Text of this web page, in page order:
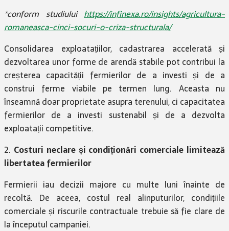
*conform studiului https://infinexa.ro/insights/agricultura-
romaneasca-cinci-socuri-o-criza-structurala/
Consolidarea exploatațiilor, cadastrarea accelerată și
dezvoltarea unor forme de arendă stabile pot contribui la
creșterea capacității fermierilor de a investi și de a
construi ferme viabile pe termen lung. Aceasta nu
înseamnă doar proprietate asupra terenului, ci capacitatea
fermierilor de a investi sustenabil și de a dezvolta
exploatații competitive.
2. Costuri neclare și condiționări comerciale limitează
libertatea fermierilor
Fermierii iau decizii majore cu multe luni înainte de
recoltă. De aceea, costul real alinputurilor, condițiile
comerciale și riscurile contractuale trebuie să fie clare de
la începutul campaniei.